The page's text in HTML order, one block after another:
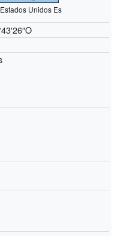
Unidos Es